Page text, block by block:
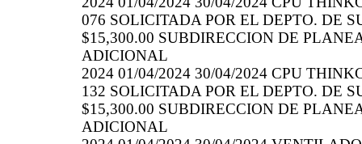
076 SOLICITADA POR EL DEPTO. DE
$15,300.00 SUBDIRECCION DE
ADICIONAL
2024 01/04/2024 30/04/2024 CPU
132 SOLICITADA POR EL DEPTO. DE
$15,300.00 SUBDIRECCION DE
ADICIONAL